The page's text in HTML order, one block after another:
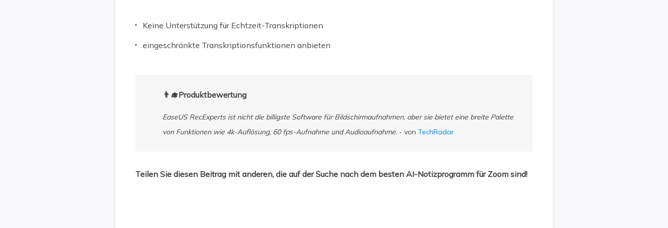
Keine Unterstützung für Echtzeit-Transkriptionen
eingeschränkte Transkriptionsfunktionen anbieten
👨‍🎓Produktbewertung
EaseUS RecExperts ist nicht die billigste Software für Bildschirmaufnahmen, aber sie bietet eine breite Palette
von Funktionen wie 4k-Auflösung, 60 fps-Aufnahme und Audioaufnahme. - von TechRadar
Teilen Sie diesen Beitrag mit anderen, die auf der Suche nach dem besten AI-Notizprogramm für Zoom sind!